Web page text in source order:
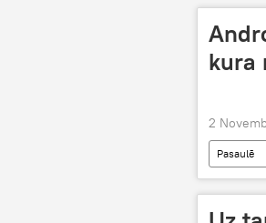
kura
2
Pasaulē